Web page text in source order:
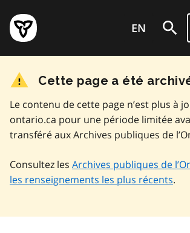
au
contenu
principal
Page
d'accueil
de
EN
Cette page a été
Le contenu de cette page n’est plus à
ontario.ca pour une période limitée
transféré aux Archives publiques de
Consultez les Archives publiques de
les renseignements les plus récents.